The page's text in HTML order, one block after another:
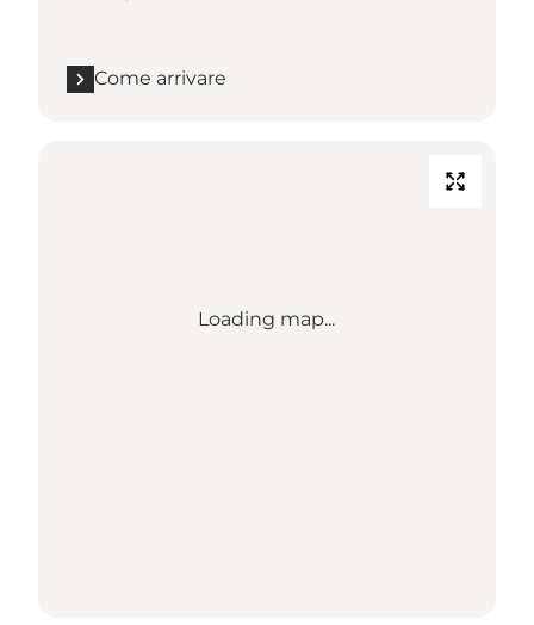
Come arrivare
Loading map...